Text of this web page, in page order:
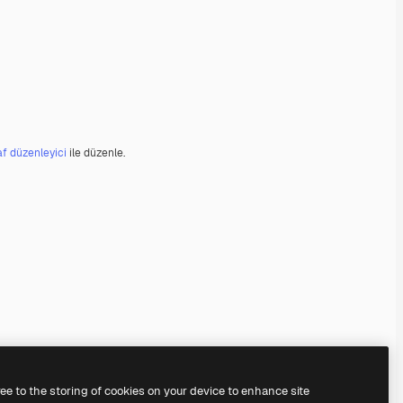
düzenleyici ile düzenle.
to the storing of cookies on your device to enhance site